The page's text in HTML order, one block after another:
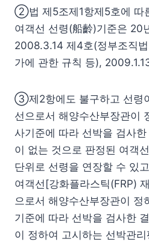
②법 제5조제1항제5호에 따
여객선 선령(船齡)기준은 20
2008.3.14 제4호(정부조직
가에 관한 규칙 등),
③제2항에도 불구하고 선령
선으로서 해양수산부장관이
사기준에 따라 선박을 검사
이 없는 것으로 판정된 여객
단위로 선령을 연장할 수 있
여객선[강화플라스틱(FRP)
으로서 해양수산부장관이 정
기준에 따라 선박을 검사한
이 정하여 고시하는 선박관